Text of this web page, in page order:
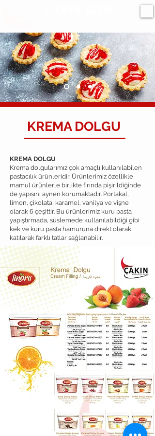
KREMA DOLGU
KREMA DOLGU
Krema dolgularımız çok amaçlı kullanılabilen
pastacılık ürünleridir. Ürünlerimiz özellikle
mamul ürünlerle birlikte fırında pişirildiğinde
de yapısını aynen korumaktadır. Portakal,
limon, çikolata, karamel, vanilya ve vişne
olarak 6 çeşittir. Bu ürünlerimiz kuru pasta
yapıştırmada, süslemede kullanılabildiği gibi
kek ve kuru pasta hamuruna direkt olarak
katılarak farklı tatlar sağlanabilir.